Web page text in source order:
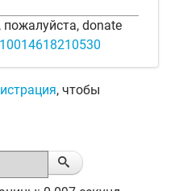
пожалуйста, donate
, чтобы